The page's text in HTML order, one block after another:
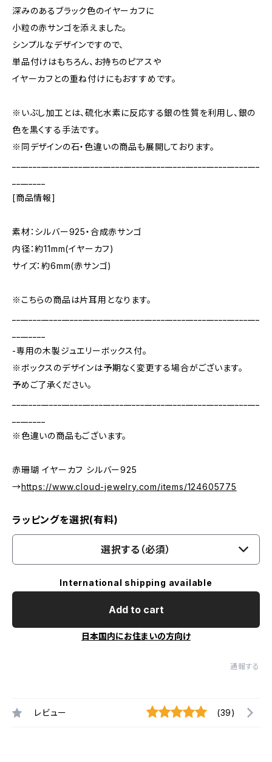
深みのあるブラック色のイヤーカフに
小粒の赤サンゴを添えました。
シンプルなデザインですので、
単品付けはもちろん、お持ちのピアスや
イヤーカフとの重ね付けにもおすすめです。
※いぶし加工とは、硫化水素に反応する銀の性質を利用し、銀の
色を黒くする手法です。
※同デザインの石・色違いの商品も展開しております。
[商品情報]
素材：シルバー925・合成赤サンゴ
内径：約11mm(イヤーカフ)
サイズ：約6mm(赤サンゴ)
※こちらの商品は片耳用となります。
-専用の木製ジュエリーボックス付。
※ボックスのデザインは予期なく変更する場合がございます。
予めご了承ください。
※色違いの商品もございます。
赤珊瑚 イヤーカフ シルバー925
→https://www.cloud-jewelry.com/items/124605775
ラッピングを選択(有料)
選択する（必須）
International shipping available
Add to cart
日本国内にお住まいの方向け
通報する
レビュー (39)